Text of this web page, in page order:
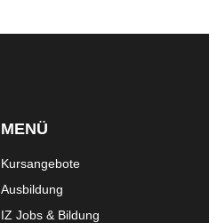
MENÜ
Kursangebote
Ausbildung
IZ Jobs & Bildung